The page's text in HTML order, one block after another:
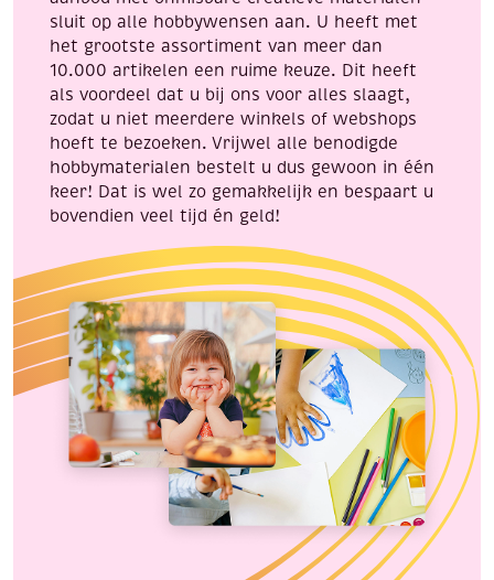
sluit op alle hobbywensen aan. U heeft met
het grootste assortiment van meer dan
10.000 artikelen een ruime keuze. Dit heeft
als voordeel dat u bij ons voor alles slaagt,
zodat u niet meerdere winkels of webshops
hoeft te bezoeken. Vrijwel alle benodigde
hobbymaterialen bestelt u dus gewoon in één
keer! Dat is wel zo gemakkelijk en bespaart u
bovendien veel tijd én geld!